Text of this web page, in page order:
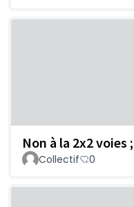
Non à la 2x2
Collectif 0